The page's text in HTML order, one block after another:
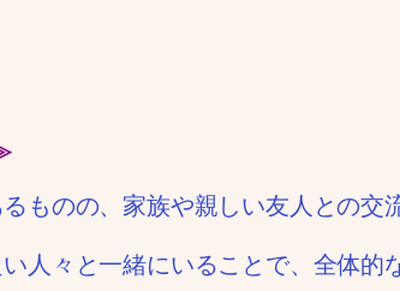
ものの、家族や親しい友人との交
人々と一緒にいることで、全体的